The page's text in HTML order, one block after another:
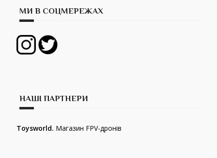
МИ В СОЦМЕРЕЖАХ
НАШІ ПАРТНЕРИ
Toysworld. Магазин FPV-дронів